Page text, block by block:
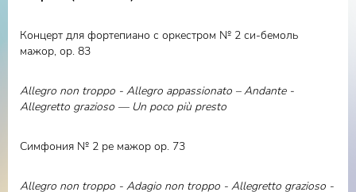
Концерт для фортепиано с оркестром № 2 си-бемоль
мажор, оp. 83
Allegro non troppo - Allegro appassionato – Andante -
Allegretto grazioso — Un poco più presto
Симфония № 2 ре мажор op. 73
Allegro non troppo - Adagio non troppo - Allegretto grazioso -